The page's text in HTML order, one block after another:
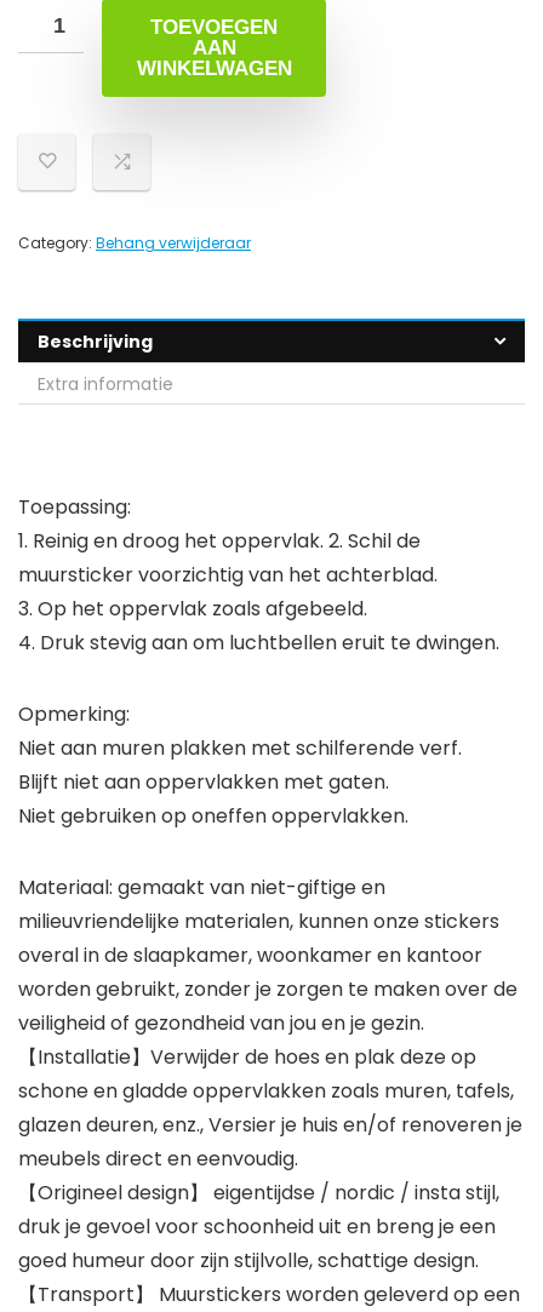
TOEVOEGEN
AAN
WINKELWAGEN
Category: Behang verwijderaar
Beschrijving
Extra informatie
Toepassing:
1. Reinig en droog het oppervlak. 2. Schil de
muursticker voorzichtig van het achterblad.
3. Op het oppervlak zoals afgebeeld.
4. Druk stevig aan om luchtbellen eruit te dwingen.
Opmerking:
Niet aan muren plakken met schilferende verf.
Blijft niet aan oppervlakken met gaten.
Niet gebruiken op oneffen oppervlakken.
Materiaal: gemaakt van niet-giftige en
milieuvriendelijke materialen, kunnen onze stickers
overal in de slaapkamer, woonkamer en kantoor
worden gebruikt, zonder je zorgen te maken over de
veiligheid of gezondheid van jou en je gezin.
【Installatie】Verwijder de hoes en plak deze op
schone en gladde oppervlakken zoals muren, tafels,
glazen deuren, enz., Versier je huis en/of renoveren je
meubels direct en eenvoudig.
【Origineel design】 eigentijdse / nordic / insta stijl,
druk je gevoel voor schoonheid uit en breng je een
goed humeur door zijn stijlvolle, schattige design.
【Transport】 Muurstickers worden geleverd op een